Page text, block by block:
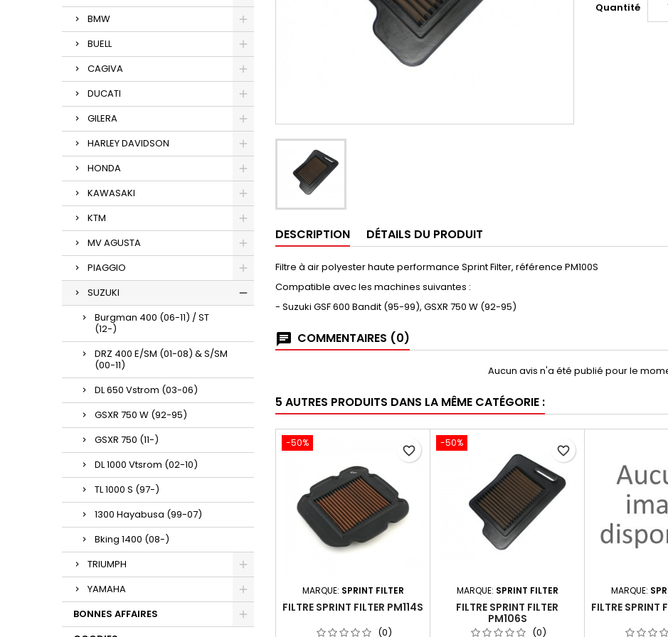
BMW
BUELL
CAGIVA
DUCATI
GILERA
HARLEY DAVIDSON
HONDA
KAWASAKI
KTM
MV AGUSTA
PIAGGIO
SUZUKI
Burgman 400 (06-11) / ST
(12-)
DRZ 400 E/SM (01-08) & S/SM
(00-11)
DL 650 Vstrom (03-06)
GSXR 750 W (92-95)
GSXR 750 (11-)
DL 1000 Vtsrom (02-10)
TL 1000 S (97-)
1300 Hayabusa (99-07)
Bking 1400 (08-)
TRIUMPH
YAMAHA
BONNES AFFAIRES
Quantité
DESCRIPTION DÉTAILS DU PRODUIT
Filtre à air polyester haute performance Sprint Filter, référence PM100S
Compatible avec les machines suivantes :
- Suzuki GSF 600 Bandit (95-99), GSXR 750 W (92-95)
COMMENTAIRES (0)
Aucun avis n'a été publié pour le
5 AUTRES PRODUITS DANS LA MÊME CATÉGORIE :
-50%
MARQUE: SPRINT FILTER
FILTRE SPRINT FILTER PM114S
(0)
favorite_border
-50%
MARQUE: SPRINT FILTER
FILTRE SPRINT FILTER
PM106S
(0)
favorite_border
MARQUE:
FILTRE SPRINT